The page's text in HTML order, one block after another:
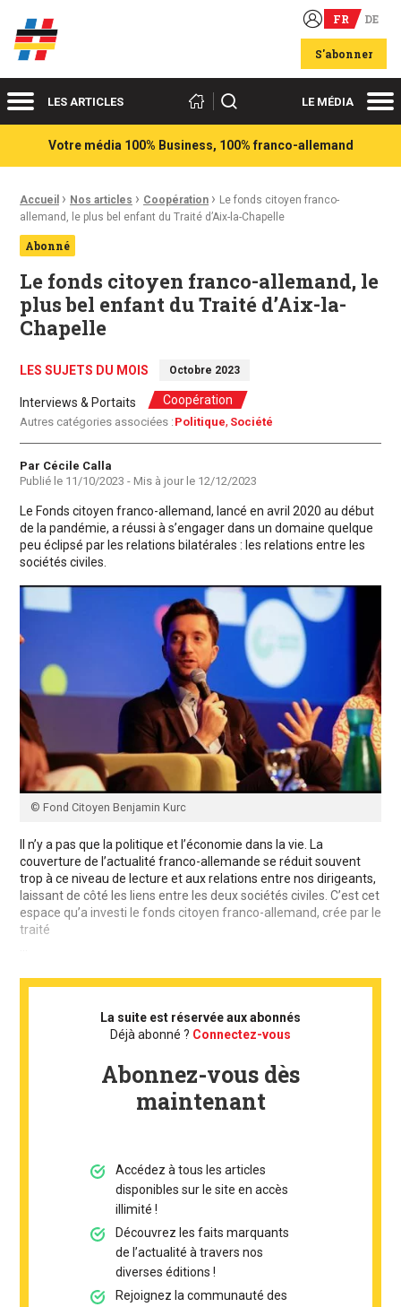
Acteurs du franco-allemand FR DE
S'abonner
MenuLES ARTICLES Rechercher LE MÉDIA
Votre média 100% Business, 100% franco-allemand
Fil d'Ariane :
Accueil › Nos articles › Coopération › Le fonds citoyen franco-
allemand, le plus bel enfant du Traité d’Aix-la-Chapelle
Abonné
Le fonds citoyen franco-allemand, le
plus bel enfant du Traité d’Aix-la-
Chapelle
LES SUJETS DU MOIS Octobre 2023
Interviews & Portaits Coopération
Autres catégories associées : Politique Société
Auteur
Par Cécile Calla
Publié le 11/10/2023 - Mis à jour le 12/12/2023
Le Fonds citoyen franco-allemand, lancé en avril 2020 au début
de la pandémie, a réussi à s’engager dans un domaine quelque
peu éclipsé par les relations bilatérales : les relations entre les
sociétés civiles.
© Fond Citoyen Benjamin Kurc
Il n’y a pas que la politique et l’économie dans la vie. La
couverture de l’actualité franco-allemande se réduit souvent
trop à ce niveau de lecture et aux relations entre nos dirigeants,
laissant de côté les liens entre les deux sociétés civiles. C’est cet
espace qu’a investi le fonds citoyen franco-allemand, crée par le
traité
La suite est réservée aux abonnés
Déjà abonné ? Connectez-vous
Abonnez-vous dès
maintenant
Accédez à tous les articles
disponibles sur le site en accès
illimité !
Découvrez les faits marquants
de l’actualité à travers nos
diverses éditions !
Rejoignez la communauté des